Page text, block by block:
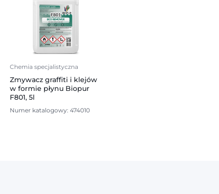
Chemia specjalistyczna
Zmywacz graffiti i klejów
w formie płynu Biopur
F801, 5l
Numer katalogowy: 474010